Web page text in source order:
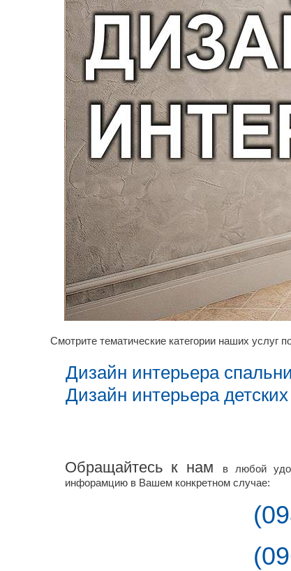
Смотрите тематические категории наших услуг
Дизайн интерьера спальни
Дизайн интерьера
Обращайтесь к нам
в любой
инфорамцию в Вашем конкретном случае: